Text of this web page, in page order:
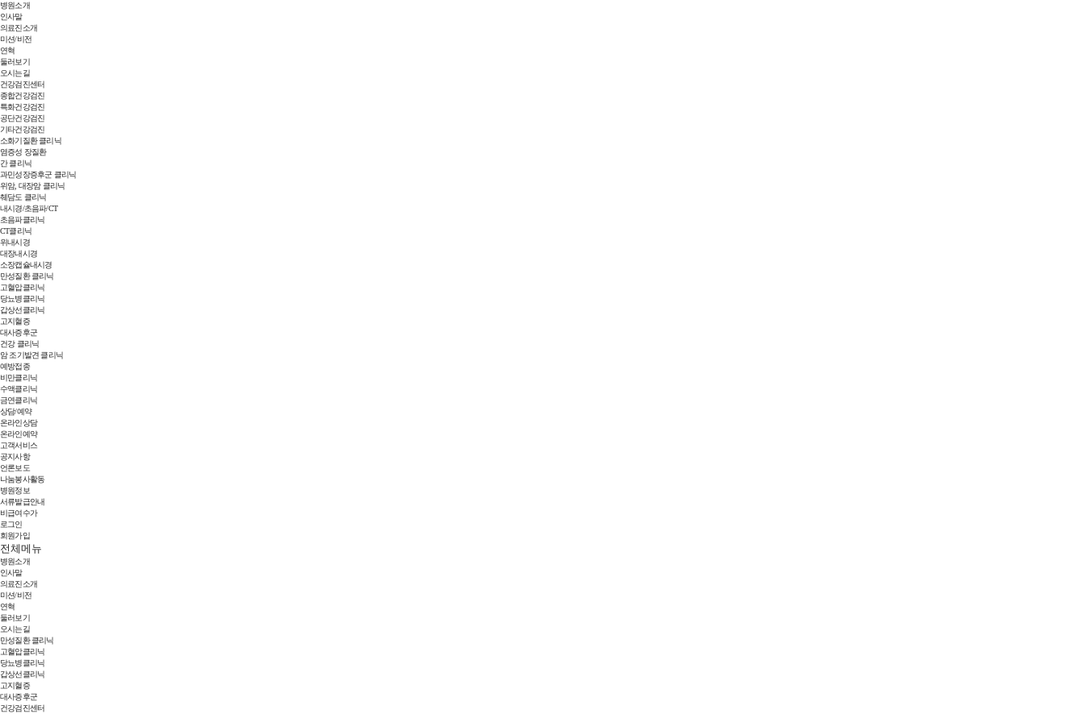
병원소개
인사말
의료진소개
미션/비전
연혁
둘러보기
오시는길
건강검진센터
종합건강검진
특화건강검진
공단건강검진
기타건강검진
소화기질환 클리닉
염증성 장질환
간 클리닉
과민성장증후군 클리닉
위암, 대장암 클리닉
췌담도 클리닉
내시경/초음파/CT
초음파클리닉
CT클리닉
위내시경
대장내시경
소장캡슐내시경
만성질환 클리닉
고혈압클리닉
당뇨병클리닉
갑상선클리닉
고지혈증
대사증후군
건강 클리닉
암 조기발견 클리닉
예방접종
비만클리닉
수액클리닉
금연클리닉
상담/예약
온라인상담
온라인예약
고객서비스
공지사항
언론보도
나눔봉사활동
병원정보
서류발급안내
비급여수가
로그인
회원가입
전체메뉴
병원소개
인사말
의료진소개
미션/비전
연혁
둘러보기
오시는길
만성질환 클리닉
고혈압클리닉
당뇨병클리닉
갑상선클리닉
고지혈증
대사증후군
건강검진센터